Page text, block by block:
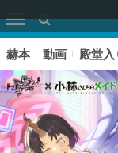
赫本 動画 殿堂